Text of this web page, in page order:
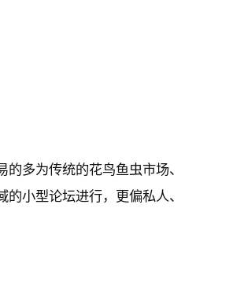
多为传统的花鸟鱼虫市场、
小型论坛进行，更偏私人、